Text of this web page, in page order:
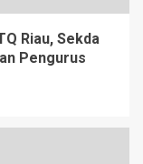
Riau, Sekda
Pengurus